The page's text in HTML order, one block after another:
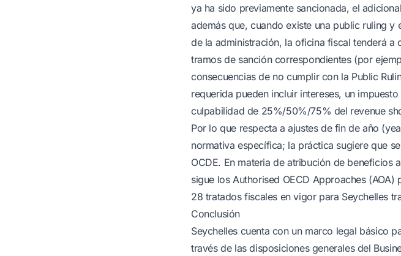
ya ha sido previamente sancionada, el
además que, cuando existe una public ruling
de la administración, la oficina fiscal tenderá
tramos de sanción correspondientes (por
consecuencias de no cumplir con la Public
requerida pueden incluir intereses, un
culpabilidad de 25%/50%/75% del revenue
Por lo que respecta a ajustes de fin de año
normativa específica; la práctica sugiere que
OCDE. En materia de atribución de beneficios
sigue los Authorised OECD Approaches
28 tratados fiscales en vigor para Seychelles
Conclusión
Seychelles cuenta con un marco legal básico
través de las disposiciones generales del